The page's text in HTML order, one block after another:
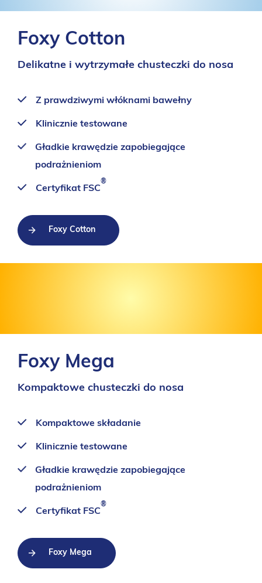
Foxy Cotton
Delikatne i wytrzymałe chusteczki do nosa
Z prawdziwymi włóknami bawełny
Klinicznie testowane
Gładkie krawędzie zapobiegające
podrażnieniom
Certyfikat FSC
®
Foxy Cotton
Foxy Mega
Kompaktowe chusteczki do nosa
Kompaktowe składanie
Klinicznie testowane
Gładkie krawędzie zapobiegające
podrażnieniom
Certyfikat FSC
®
Foxy Mega